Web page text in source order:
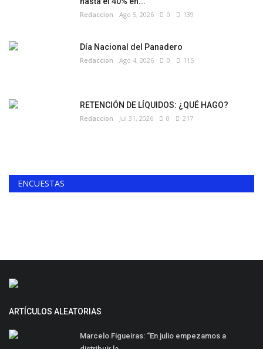
Redaccion Ago 5, 2026 0 139
Día Nacional del Panadero
Redaccion Ago 4, 2026 0 115
RETENCIÓN DE LÍQUIDOS: ¿QUÉ HAGO?
Redaccion Jul 31, 2026 0 217
ENCUESTAS
ARTÍCULOS ALEATORIAS
Marcelo Figueiras: “En julio empezamos a